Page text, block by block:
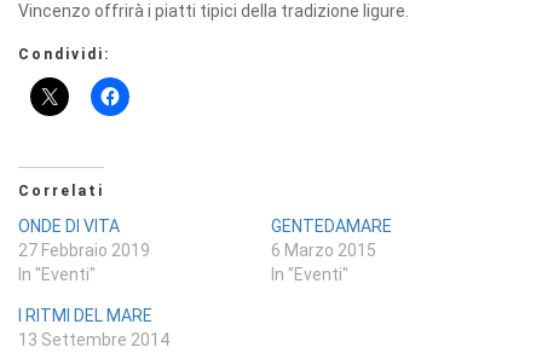
Vincenzo offrirà i piatti tipici della tradizione ligure.
Condividi:
Correlati
ONDE DI VITA
27 Febbraio 2019
In "Eventi"
GENTEDAMARE
6 Marzo 2015
In "Eventi"
I RITMI DEL MARE
13 Settembre 2014